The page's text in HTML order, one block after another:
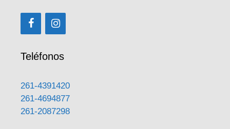
Teléfonos
261-4391420
261-4694877
261-2087298